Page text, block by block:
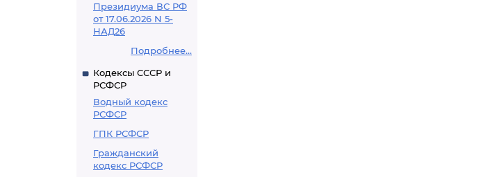
Президиума ВС РФ
от 17.06.2026 N 5-
НАД26
Подробнее...
Кодексы СССР и
РСФСР
Водный кодекс
РСФСР
ГПК РСФСР
Гражданский
кодекс РСФСР